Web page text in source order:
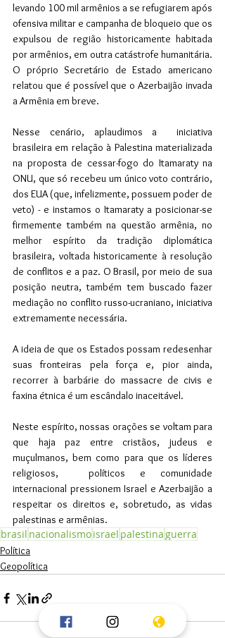
levando 100 mil armênios a se refugiarem após
ofensiva militar e campanha de bloqueio que os
expulsou de região historicamente habitada
por armênios, em outra catástrofe humanitária.
O próprio Secretário de Estado americano
relatou que é possível que o Azerbaijão invada
a Armênia em breve.
Nesse cenário, aplaudimos a  iniciativa
brasileira em relação à Palestina materializada
na proposta de cessar-fogo do Itamaraty na
ONU, que só recebeu um único voto contrário,
dos EUA (que, infelizmente, possuem poder de
veto) - e instamos o Itamaraty a posicionar-se
firmemente também na questão armênia, no
melhor espírito da tradição diplomática
brasileira, voltada historicamente à resolução
de conflitos e a paz. O Brasil, por meio de sua
posição neutra, também tem buscado fazer
mediação no conflito russo-ucraniano, iniciativa
extremamente necessária.
A ideia de que os Estados possam redesenhar
suas fronteiras pela força e, pior ainda,
recorrer à barbárie do massacre de civis e
faxina étnica é um escândalo inaceitável.
Neste espírito, nossas orações se voltam para
que haja paz entre cristãos, judeus e
muçulmanos, bem como para que os líderes
religiosos,  políticos e comunidade
internacional pressionem Israel e Azerbaijão a
respeitar os direitos e, sobretudo, as vidas
palestinas e armênias.
brasil nacionalismoisrael palestina guerra
Política
Geopolítica